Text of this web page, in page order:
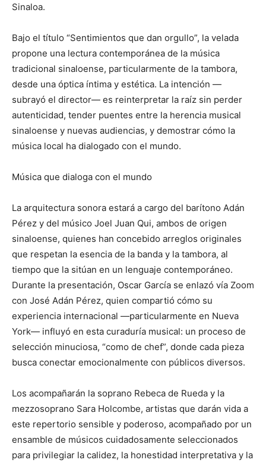
Sinaloa.
Bajo el título “Sentimientos que dan orgullo”, la velada
propone una lectura contemporánea de la música
tradicional sinaloense, particularmente de la tambora,
desde una óptica íntima y estética. La intención —
subrayó el director— es reinterpretar la raíz sin perder
autenticidad, tender puentes entre la herencia musical
sinaloense y nuevas audiencias, y demostrar cómo la
música local ha dialogado con el mundo.
Música que dialoga con el mundo
La arquitectura sonora estará a cargo del barítono Adán
Pérez y del músico Joel Juan Qui, ambos de origen
sinaloense, quienes han concebido arreglos originales
que respetan la esencia de la banda y la tambora, al
tiempo que la sitúan en un lenguaje contemporáneo.
Durante la presentación, Oscar García se enlazó vía Zoom
con José Adán Pérez, quien compartió cómo su
experiencia internacional —particularmente en Nueva
York— influyó en esta curaduría musical: un proceso de
selección minuciosa, “como de chef”, donde cada pieza
busca conectar emocionalmente con públicos diversos.
Los acompañarán la soprano Rebeca de Rueda y la
mezzosoprano Sara Holcombe, artistas que darán vida a
este repertorio sensible y poderoso, acompañado por un
ensamble de músicos cuidadosamente seleccionados
para privilegiar la calidez, la honestidad interpretativa y la